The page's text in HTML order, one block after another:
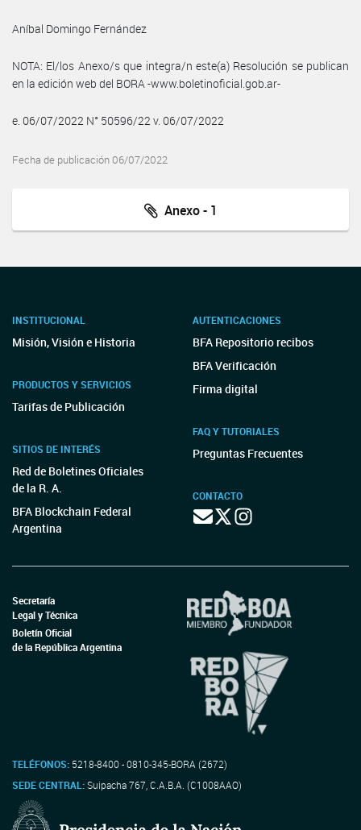
Aníbal Domingo Fernández
NOTA: El/los Anexo/s que integra/n este(a) Resolución se publican
en la edición web del BORA -www.boletinoficial.gob.ar-
e. 06/07/2022 N° 50596/22 v. 06/07/2022
Fecha de publicación 06/07/2022
Anexo - 1
INSTITUCIONAL
Misión, Visión e Historia
PRODUCTOS Y SERVICIOS
Tarifas de Publicación
SITIOS DE INTERÉS
Red de Boletines Oficiales
de la R. A.
BFA Blockchain Federal
Argentina
AUTENTICACIONES
BFA Repositorio recibos
BFA Verificación
Firma digital
FAQ Y TUTORIALES
Preguntas Frecuentes
CONTACTO
Secretaría
Legal y Técnica
Boletín Oficial
de la República Argentina
TELÉFONOS: 5218-8400 - 0810-345-BORA (2672)
SEDE CENTRAL:Suipacha 767, C.A.B.A. (C1008AAO)